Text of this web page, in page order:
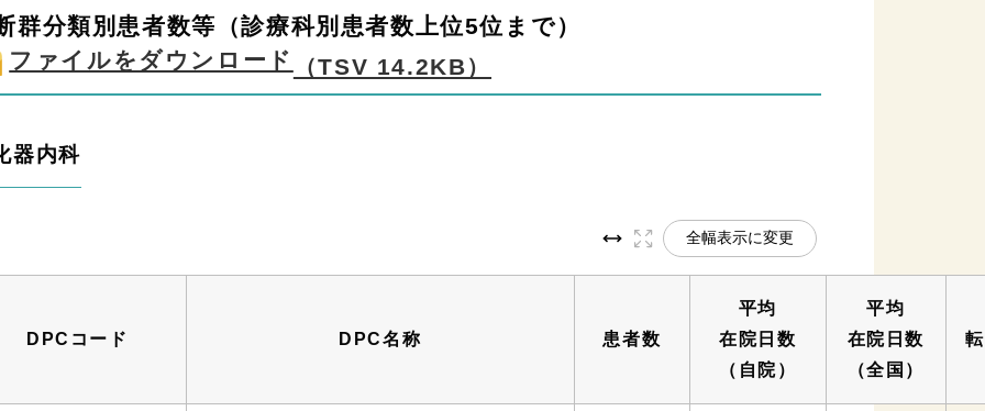
群分類別患者数等（診療科別患者数上位5位まで）
ファイルをダウンロード （TSV 14.2KB）
器内科
全幅表示に変更
DPCコード DPC名称 患者数
平均
在院日数
（自院）
平均
在院日数
（全国）